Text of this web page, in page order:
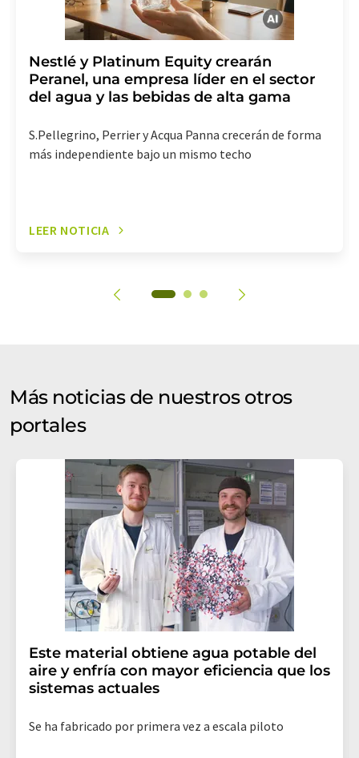
Nestlé y Platinum Equity crearán
Peranel, una empresa líder en el sector
del agua y las bebidas de alta gama
S.Pellegrino, Perrier y Acqua Panna crecerán de forma
más independiente bajo un mismo techo
LEER NOTICIA
Más noticias de nuestros otros
portales
Este material obtiene agua potable del
aire y enfría con mayor eficiencia que los
sistemas actuales
Se ha fabricado por primera vez a escala piloto